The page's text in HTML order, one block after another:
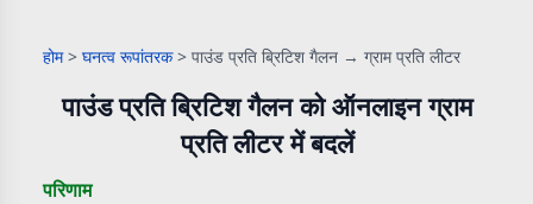
होम > घनत्व रूपांतरक > पाउंड प्रति ब्रिटिश गैलन → ग्राम प्रति लीटर
पाउंड प्रति ब्रिटिश गैलन को ऑनलाइन ग्राम
प्रति लीटर में बदलें
परिणाम